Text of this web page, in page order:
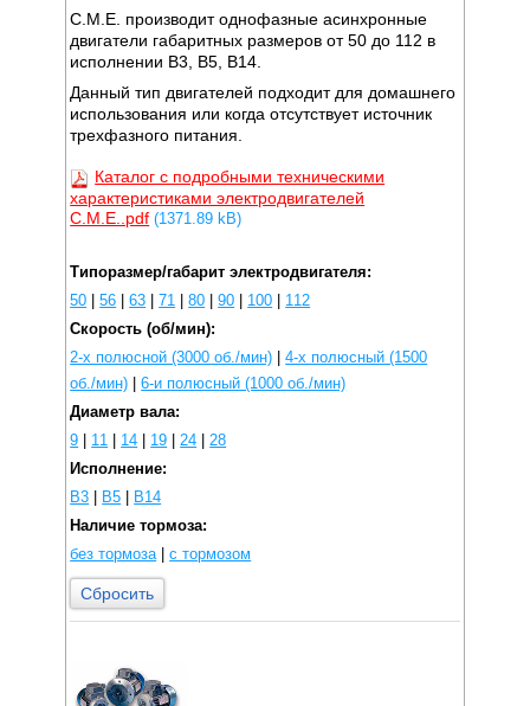
C.M.E. производит однофазные асинхронные
двигатели габаритных размеров от 50 до 112 в
исполнении B3, B5, B14.
Данный тип двигателей подходит для домашнего
использования или когда отсутствует источник
трехфазного питания.
Каталог с подробными техническими
характеристиками электродвигателей
C.M.E..pdf (1371.89 kB)
Типоразмер/габарит электродвигателя:
50 |56 |63 |71 |80 |90 100
112
Скорость (об/мин):
2-х полюсной (3000 об./мин) |4-х полюсный (1500
об./мин) |6-и полюсный (1000 об./мин)
Диаметр вала:
9
11 14 19 24
28
Исполнение:
B3
B5
B14
Наличие тормоза:
без тормоза |с тормозом
Сбросить